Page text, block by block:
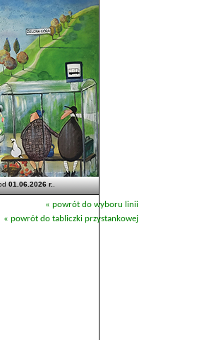
01.06.2026 r..
« powrót do wyboru linii
« powrót do tabliczki przystankowej